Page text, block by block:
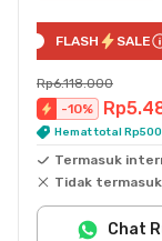
FLASH SALE
Rp6.118.000
-10%
Hemat total
Termasuk
Tidak
Chat